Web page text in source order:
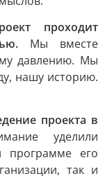
проходит
Мы вместе
давлению. Мы
нашу историю.
проекта в
уделили
программе его
так и